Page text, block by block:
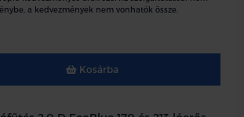
a kedvezmények nem vonhatók össze.
Kosárba